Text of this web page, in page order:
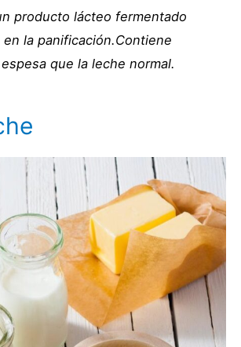
producto lácteo fermentado
la panificación.Contiene
que la leche normal.